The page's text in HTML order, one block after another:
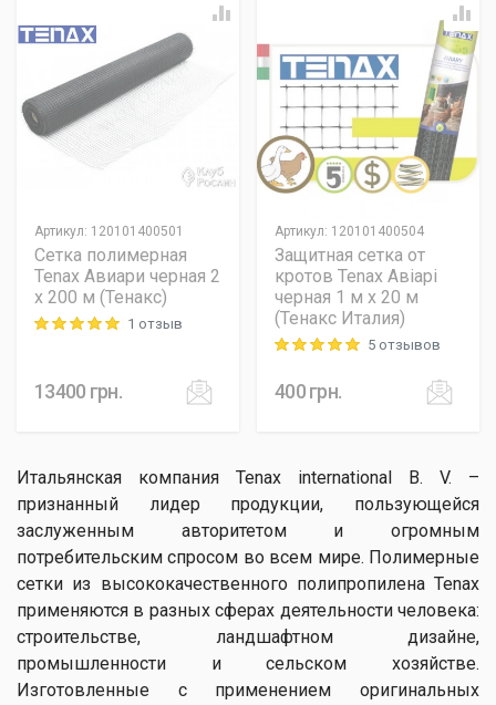
Артикул: 120101400501
Сетка полимерная
Tenax Авиари черная 2
х 200 м (Тенакс)
Rating: 5 out of 51 отзыв
13400 грн.
Артикул: 120101400504
Защитная сетка от
кротов Tenax Авіарі
черная 1 м х 20 м
(Тенакс Италия)
Rating: 5 out of 55 отзывов
400грн.
Итальянская компания Tenax international B. V. –
признанный лидер продукции, пользующейся
заслуженным авторитетом и огромным
потребительским спросом во всем мире. Полимерные
сетки из высококачественного полипропилена Tenax
применяются в разных сферах деятельности человека:
строительстве, ландшафтном дизайне,
промышленности и сельском хозяйстве.
Изготовленные с применением оригинальных